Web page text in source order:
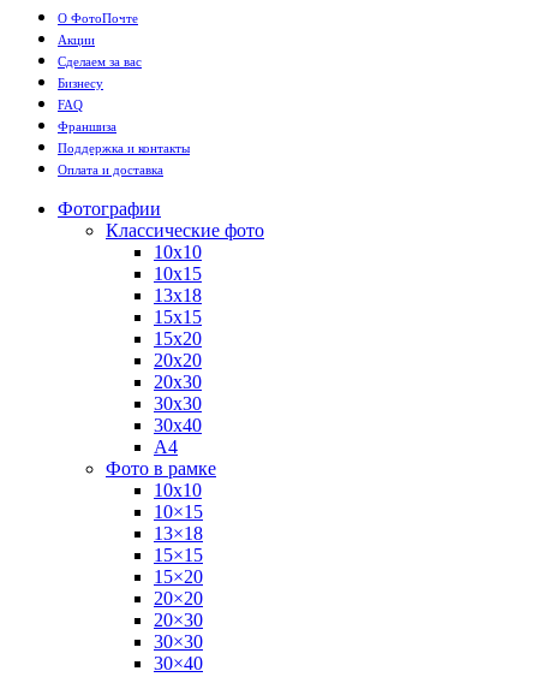
О ФотоПочте
Акции
Сделаем за вас
Бизнесу
FAQ
Франшиза
Поддержка и контакты
Оплата и доставка
Фотографии
Классические фото
10х10
10х15
13х18
15х15
15х20
20х20
20х30
30х30
30х40
А4
Фото в рамке
10х10
10×15
13×18
15×15
15×20
20×20
20×30
30×30
30×40